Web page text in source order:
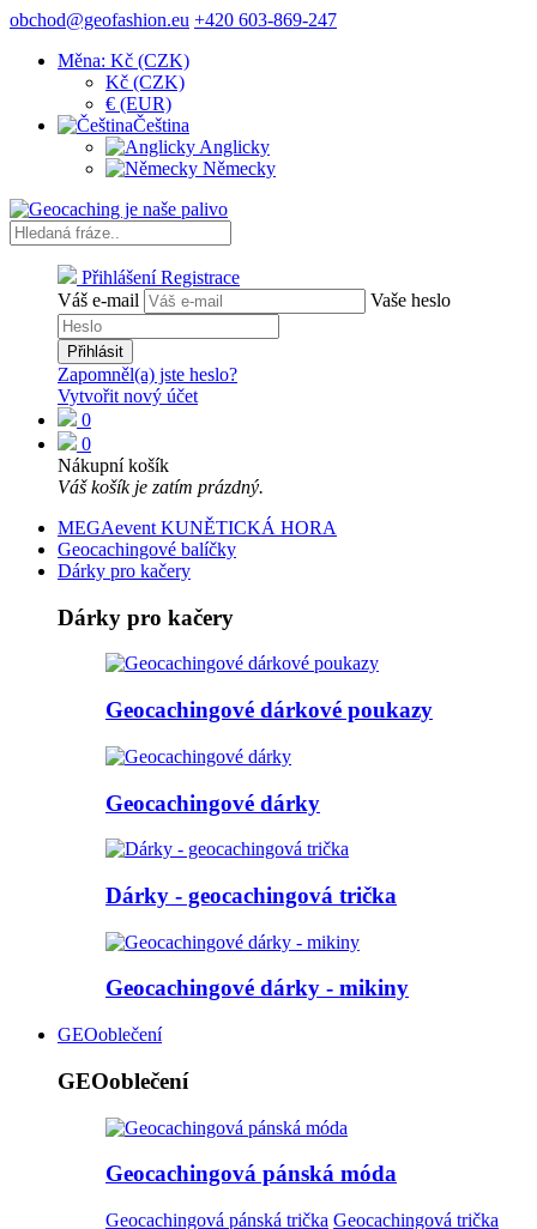
obchod@geofashion.eu +420 603-869-247
Měna: Kč (CZK)
Kč (CZK)
€ (EUR)
Čeština
Anglicky
Německy
Přihlášení Registrace
Váš e-mail
Vaše heslo
Přihlásit
Zapomněl(a) jste heslo?
Vytvořit nový účet
0
0
Nákupní košík
Váš košík je zatím prázdný.
MEGAevent KUNĚTICKÁ HORA
Geocachingové balíčky
Dárky pro kačery
Dárky pro kačery
Geocachingové dárkové poukazy
Geocachingové dárky
Dárky - geocachingová trička
Geocachingové dárky - mikiny
GEOoblečení
GEOoblečení
Geocachingová pánská móda
Geocachingová pánská trička Geocachingová trička